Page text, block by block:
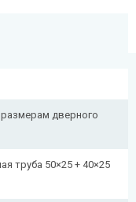
дверного
труба 50×25 + 40×25